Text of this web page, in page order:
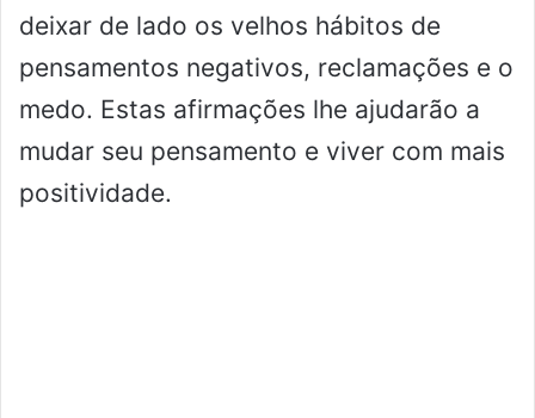
deixar de lado os velhos hábitos de
pensamentos negativos, reclamações e o
medo. Estas afirmações lhe ajudarão a
mudar seu pensamento e viver com mais
positividade.